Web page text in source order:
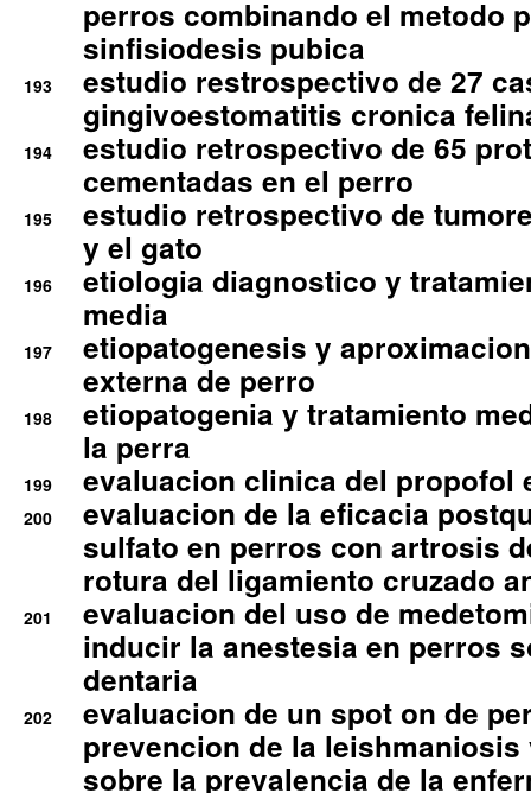
perros combinando el metodo
sinfisiodesis pubica
193
estudio restrospectivo de 27
gingivoestomatitis cronica
194
estudio retrospectivo de 65
cementadas en el perro
195
estudio retrospectivo de
y el gato
196
etiologia diagnostico y
media
197
etiopatogenesis y
externa de perro
198
etiopatogenia y tratamiento
la perra
199 evaluacion clinica del propofol
200
evaluacion de la eficacia
sulfato en perros con artrosis
rotura del ligamiento cruzado
201
evaluacion del uso de
inducir la anestesia en perros
dentaria
202
evaluacion de un spot on de
prevencion de la
sobre la prevalencia de la